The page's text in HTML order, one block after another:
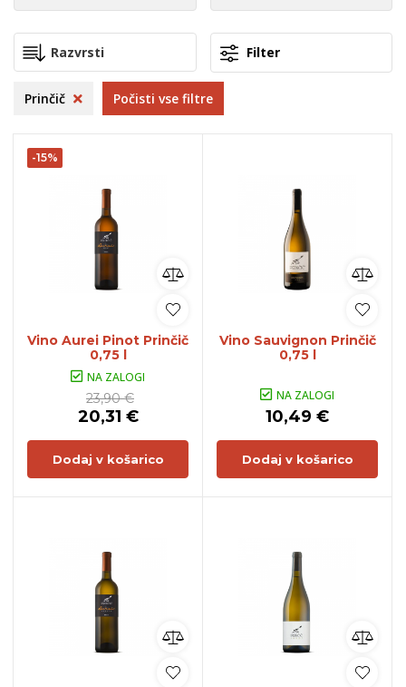
Filter
Prinčič Počisti vse filtre
-15%
Vino Aurei Pinot Prinčič
0,75 l
NA ZALOGI
23,90 €
20,31 €
Dodaj v košarico
Vino Sauvignon Prinčič
0,75 l
NA ZALOGI
10,49 €
Dodaj v košarico